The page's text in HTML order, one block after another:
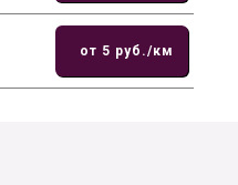
от 5 руб./км